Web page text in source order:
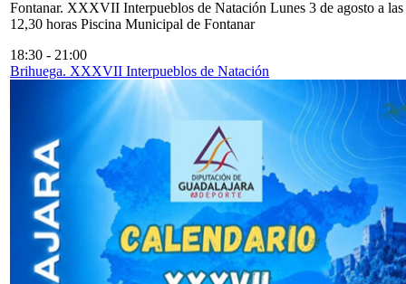
Fontanar. XXXVII Interpueblos de Natación Lunes 3 de agosto a las
12,30 horas Piscina Municipal de Fontanar
18:30 - 21:00
Brihuega. XXXVII Interpueblos de Natación